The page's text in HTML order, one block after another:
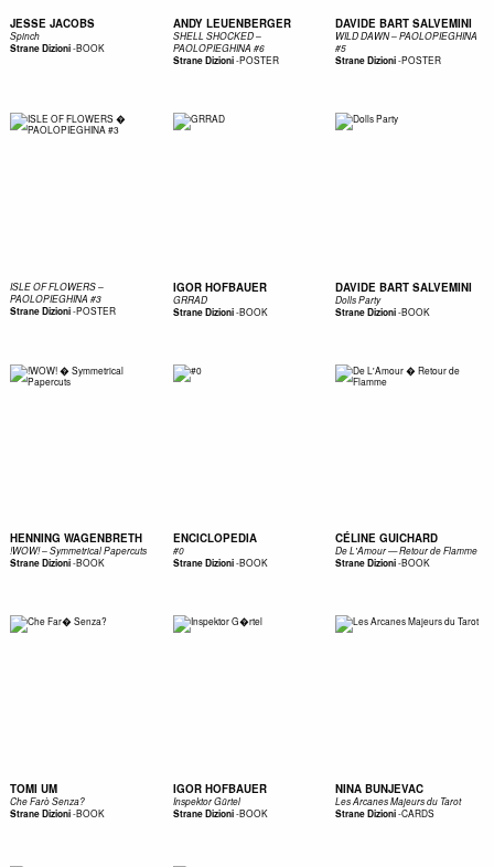
JESSE JACOBS
Spinch
Strane Dizioni-BOOK
ANDY LEUENBERGER
SHELL SHOCKED –
PAOLOPIEGHINA #6
Strane Dizioni-POSTER
DAVIDE BART SALVEMINI
WILD DAWN – PAOLOPIEGHINA
#5
Strane Dizioni-POSTER
ISLE OF FLOWERS –
PAOLOPIEGHINA #3
Strane Dizioni-POSTER
IGOR HOFBAUER
GRRAD
Strane Dizioni-BOOK
DAVIDE BART SALVEMINI
Dolls Party
Strane Dizioni-BOOK
HENNING WAGENBRETH
!WOW! – Symmetrical Papercuts
Strane Dizioni-BOOK
ENCICLOPEDIA
#0
Strane Dizioni-BOOK
CÉLINE GUICHARD
De L'Amour — Retour de Flamme
Strane Dizioni-BOOK
TOMI UM
Che Farò Senza?
Strane Dizioni-BOOK
IGOR HOFBAUER
Inspektor Gürtel
Strane Dizioni-BOOK
NINA BUNJEVAC
Les Arcanes Majeurs du Tarot
Strane Dizioni-CARDS